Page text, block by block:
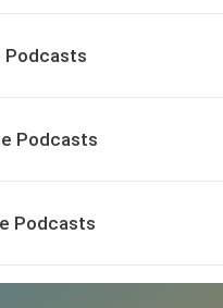
Podcasts
Podcasts
Podcasts